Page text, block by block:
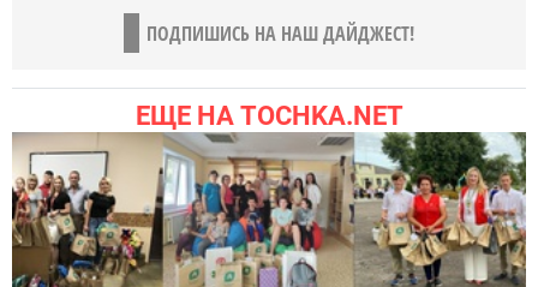
ПОДПИШИСЬ НА НАШ ДАЙДЖЕСТ!
ЕЩЕ НА TOCHKA.NET